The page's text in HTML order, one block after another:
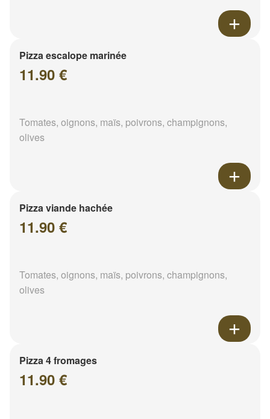
Pizza escalope marinée
11.90 €
Tomates, oignons, maïs, poivrons, champignons,
olives
Pizza viande hachée
11.90 €
Tomates, oignons, maïs, poivrons, champignons,
olives
Pizza 4 fromages
11.90 €